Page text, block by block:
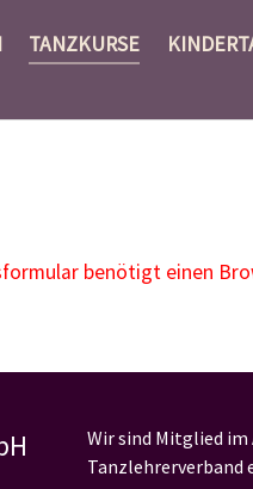
TANZKURSE
benötigt einen
Wir sind Mitglied
Tanzlehrerverband